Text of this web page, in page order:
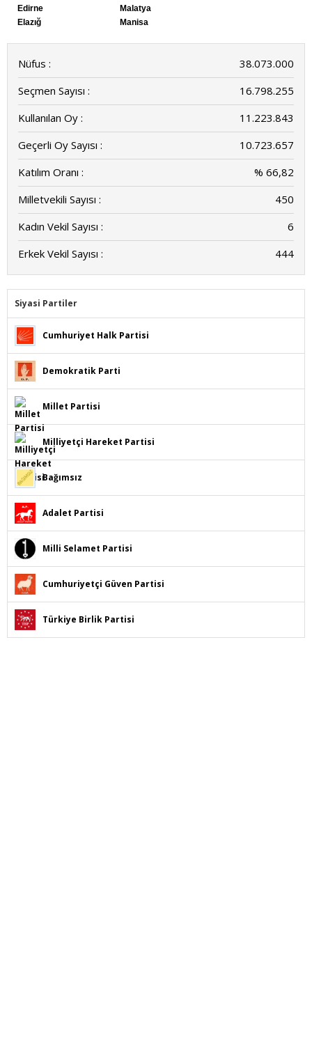
Edirne
Elazığ
Malatya
Manisa
Nüfus :
38.073.000
Seçmen Sayısı :
16.798.255
Kullanılan Oy :
11.223.843
Geçerli Oy Sayısı :
10.723.657
Katılım Oranı :
% 66,82
Milletvekili Sayısı :
450
Kadın Vekil Sayısı :
6
Erkek Vekil Sayısı :
444
Siyasi Partiler
Cumhuriyet Halk Partisi
Demokratik Parti
Millet Partisi
Milliyetçi Hareket Partisi
Bağımsız
Adalet Partisi
Milli Selamet Partisi
Cumhuriyetçi Güven Partisi
Türkiye Birlik Partisi